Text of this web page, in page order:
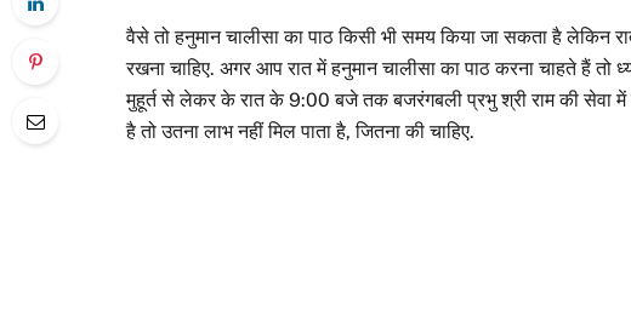
वैसे तो हनुमान चालीसा का पाठ किसी भी समय किया जा सकता है लेकिन
रखना चाहिए. अगर आप रात में हनुमान चालीसा का पाठ करना चाहते हैं
मुहूर्त से लेकर के रात के 9:00 बजे तक बजरंगबली प्रभु श्री राम की सेवा में
है तो उतना लाभ नहीं मिल पाता है, जितना की चाहिए.